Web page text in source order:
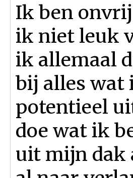
Ik ben
ik niet leuk
ik allemaal
bij alles wat
potentieel
doe wat ik
uit mijn dak